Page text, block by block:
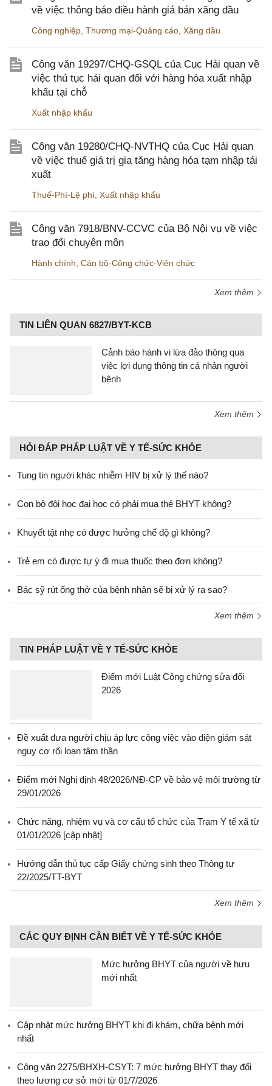
về việc thông báo điều hành giá bán xăng dầu
Công nghiệp Thương mại-Quảng cáo Xăng dầu
Công văn 19297/CHQ-GSQL của Cục Hải quan về
việc thủ tục hải quan đối với hàng hóa xuất nhập
khẩu tại chỗ
Xuất nhập khẩu
Công văn 19280/CHQ-NVTHQ của Cục Hải quan
về việc thuế giá trị gia tăng hàng hóa tạm nhập tái
xuất
Thuế-Phí-Lệ phí Xuất nhập khẩu
Công văn 7918/BNV-CCVC của Bộ Nội vụ về việc
trao đổi chuyên môn
Hành chính Cán bộ-Công chức-Viên chức
Xem thêm
TIN LIÊN QUAN 6827/BYT-KCB
Cảnh báo hành vi lừa đảo thông qua
việc lợi dụng thông tin cá nhân người
bệnh
Xem thêm
HỎI ĐÁP PHÁP LUẬT VỀ Y TẾ-SỨC KHỎE
Tung tin người khác nhiễm HIV bị xử lý thế nào?
Con bộ đội học đại học có phải mua thẻ BHYT không?
Khuyết tật nhẹ có được hưởng chế độ gì không?
Trẻ em có được tự ý đi mua thuốc theo đơn không?
Bác sỹ rút ống thở của bệnh nhân sẽ bị xử lý ra sao?
Xem thêm
TIN PHÁP LUẬT VỀ Y TẾ-SỨC KHỎE
Điểm mới Luật Công chứng sửa đổi
2026
Đề xuất đưa người chịu áp lực công việc vào diện giám sát
nguy cơ rối loạn tâm thần
Điểm mới Nghị định 48/2026/NĐ-CP về bảo vệ môi trường từ
29/01/2026
Chức năng, nhiệm vụ và cơ cấu tổ chức của Trạm Y tế xã từ
01/01/2026 [cập nhật]
Hướng dẫn thủ tục cấp Giấy chứng sinh theo Thông tư
22/2025/TT-BYT
Xem thêm
CÁC QUY ĐỊNH CẦN BIẾT VỀ Y TẾ-SỨC KHỎE
Mức hưởng BHYT của người về hưu
mới nhất
Cập nhật mức hưởng BHYT khi đi khám, chữa bệnh mới
nhất
Công văn 2275/BHXH-CSYT: 7 mức hưởng BHYT thay đổi
theo lương cơ sở mới từ 01/7/2026